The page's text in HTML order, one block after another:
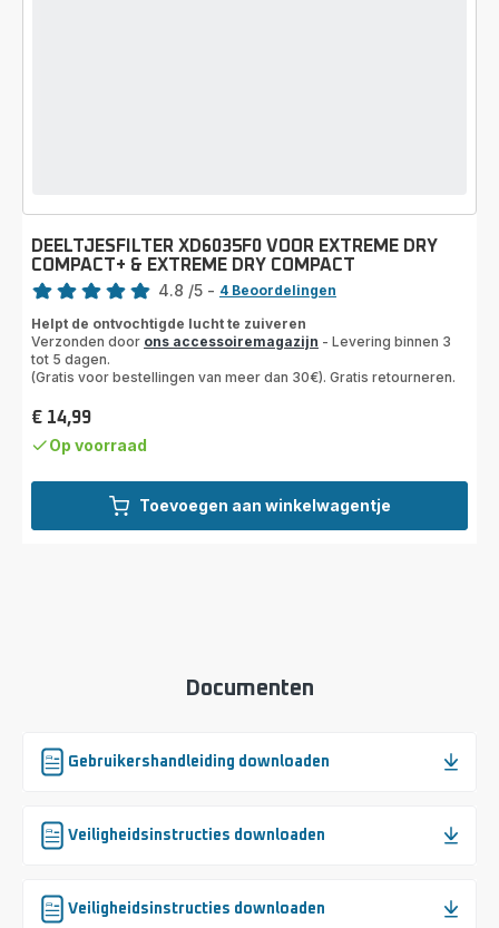
Toevoegen aan winkelwagentje
DEELTJESFILTER XD6035F0 VOOR EXTREME DRY
COMPACT+ & EXTREME DRY COMPACT
Beoordeling
4.8 /5 - 4 Beoordelingen
Helpt de ontvochtigde lucht te zuiveren
Verzonden door ons accessoiremagazijn - Levering binnen 3
tot 5 dagen.
(Gratis voor bestellingen van meer dan 30€). Gratis retourneren.
Prijs
€ 14,99
Op voorraad
Documenten
Gebruikershandleiding downloaden
Veiligheidsinstructies downloaden
Veiligheidsinstructies downloaden